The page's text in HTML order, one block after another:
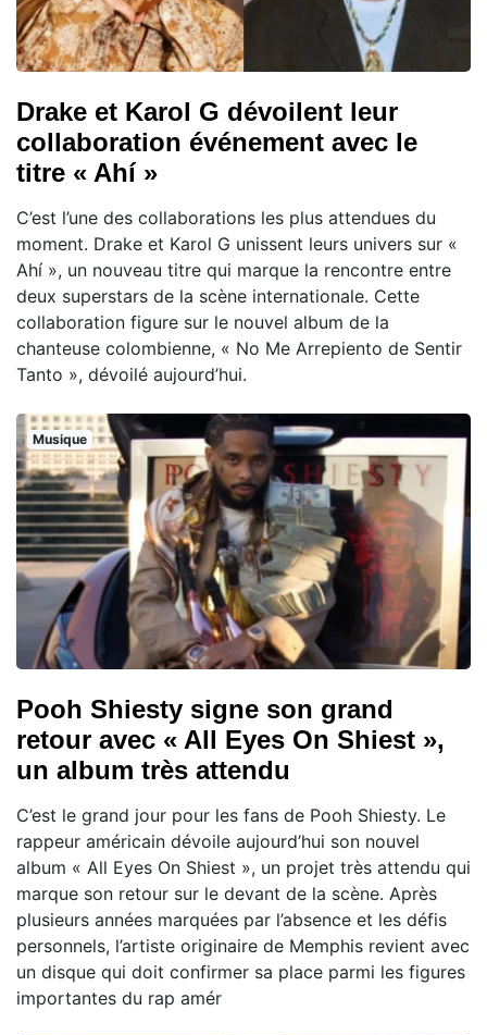
Drake et Karol G dévoilent leur
collaboration événement avec le
titre « Ahí »
C’est l’une des collaborations les plus attendues du
moment. Drake et Karol G unissent leurs univers sur «
Ahí », un nouveau titre qui marque la rencontre entre
deux superstars de la scène internationale. Cette
collaboration figure sur le nouvel album de la
chanteuse colombienne, « No Me Arrepiento de Sentir
Tanto », dévoilé aujourd’hui.
Musique
Pooh Shiesty signe son grand
retour avec « All Eyes On Shiest »,
un album très attendu
C’est le grand jour pour les fans de Pooh Shiesty. Le
rappeur américain dévoile aujourd’hui son nouvel
album « All Eyes On Shiest », un projet très attendu qui
marque son retour sur le devant de la scène. Après
plusieurs années marquées par l’absence et les défis
personnels, l’artiste originaire de Memphis revient avec
un disque qui doit confirmer sa place parmi les figures
importantes du rap amér